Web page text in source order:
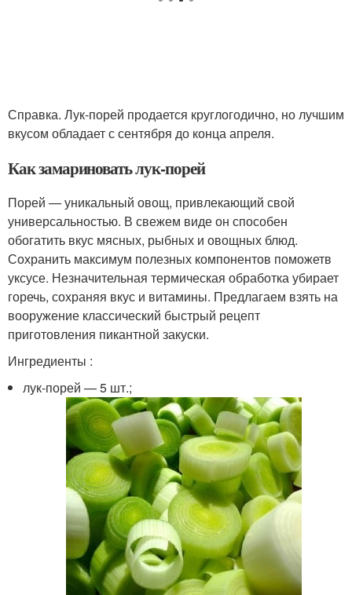
Справка. Лук-порей продается круглогодично, но лучшим
вкусом обладает с сентября до конца апреля.
Как замариновать лук-порей
Порей — уникальный овощ, привлекающий свой
универсальностью. В свежем виде он способен
обогатить вкус мясных, рыбных и овощных блюд.
Сохранить максимум полезных компонентов поможетв
уксусе. Незначительная термическая обработка убирает
горечь, сохраняя вкус и витамины. Предлагаем взять на
вооружение классический быстрый рецепт
приготовления пикантной закуски.
Ингредиенты :
лук-порей — 5 шт.;